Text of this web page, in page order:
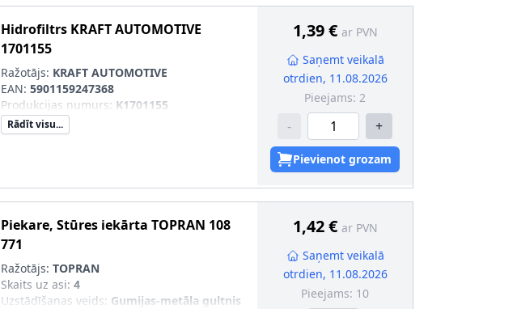
Hidrofiltrs KRAFT AUTOMOTIVE
1701155
Ražotājs: KRAFT AUTOMOTIVE
EAN: 5901159247368
Produkcijas numurs: K1701155
Rādīt visu...
1,39 € ar PVN
Saņemt veikalā
otrdien, 11.08.2026
Pieejams: 2
- +
Pievienot grozam
Piekare, Stūres iekārta TOPRAN 108
771
Ražotājs: TOPRAN
Skaits uz asi: 4
Uzstādīšanas veids: Gumijas-metāla gultnis
1,42 € ar PVN
Saņemt veikalā
otrdien, 11.08.2026
Pieejams: 10